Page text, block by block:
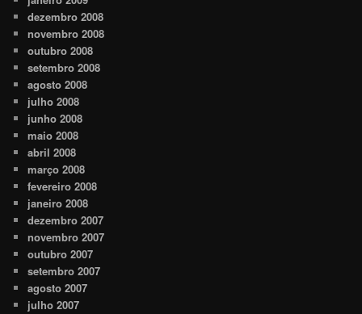
dezembro 2008
novembro 2008
outubro 2008
setembro 2008
agosto 2008
julho 2008
junho 2008
maio 2008
abril 2008
março 2008
fevereiro 2008
janeiro 2008
dezembro 2007
novembro 2007
outubro 2007
setembro 2007
agosto 2007
julho 2007